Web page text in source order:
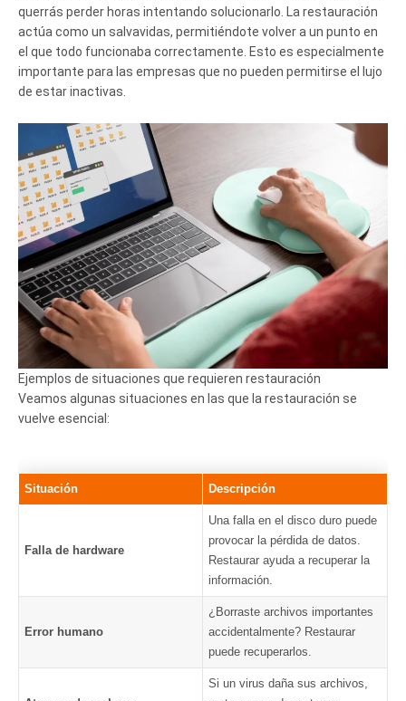
querrás perder horas intentando solucionarlo. La restauración
actúa como un salvavidas, permitiéndote volver a un punto en
el que todo funcionaba correctamente. Esto es especialmente
importante para las empresas que no pueden permitirse el lujo
de estar inactivas.
Ejemplos de situaciones que requieren restauración
Veamos algunas situaciones en las que la restauración se
vuelve esencial:
Situación Descripción
Falla de hardware
Una falla en el disco duro puede
provocar la pérdida de datos.
Restaurar ayuda a recuperar la
información.
Error humano
¿Borraste archivos importantes
accidentalmente? Restaurar
puede recuperarlos.
Si un virus daña sus archivos,